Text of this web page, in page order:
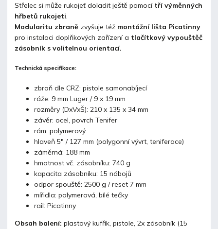
Střelec si může rukojeť doladit ještě pomocítří výměnných
hřbetů rukojeti.
Modularitu zbraně zvyšuje též montážní lišta Picatinny
pro instalaci doplňkových zařízení a tlačítkový vypouštěč
zásobník s volitelnou orientací.
Technická specifikace:
zbraň dle CRZ: pistole samonabíjecí
ráže: 9 mm Luger / 9 x 19 mm
rozměry (DxVxŠ): 210 x 135 x 34 mm
závěr: ocel, povrch Tenifer
rám: polymerový
hlaveň 5" / 127 mm (polygonní vývrt, teniferace)
záměrná: 188 mm
hmotnost vč. zásobníku: 740 g
kapacita zásobníku: 15 nábojů
odpor spouště: 2500 g / reset 7 mm
mířidla: polymerová, bílé tečky
rail: Picatinny
Obsah balení: plastový kufřík, pistole, 2x zásobník (15